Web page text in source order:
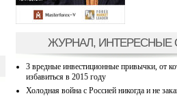
ЖУРНАЛ, ИНТЕРЕСНЫЕ
3 вредные инвестиционные привычки, от
избавиться в 2015 году
Холодная война с Россией никогда и не